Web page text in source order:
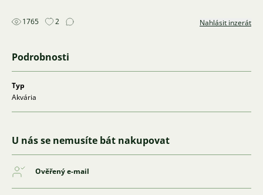
1765 2 Nahlásit inzerát
Podrobnosti
Typ
Akvária
U nás se nemusíte bát nakupovat
Ověřený e-mail